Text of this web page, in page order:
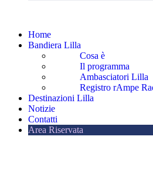
Home
Bandiera Lilla
Cosa è
Il programma
Ambasciatori Lilla
Registro rAmpe
Destinazioni Lilla
Notizie
Contatti
Area Riservata